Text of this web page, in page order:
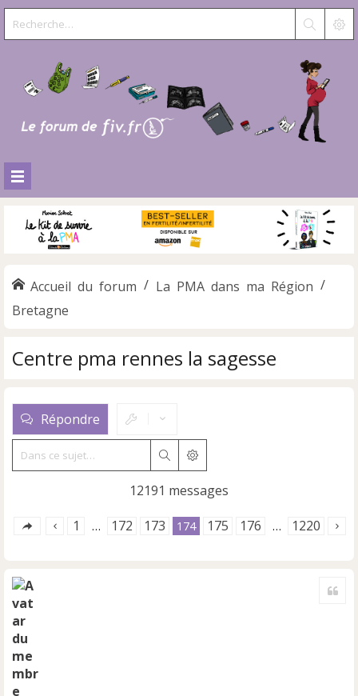
Accueil du forum
La PMA dans ma Région
Bretagne
Centre pma rennes la sagesse
Répondre
RechercherRecherche avancée
12191 messages
1 … 172 173 174 175 176 … 1220